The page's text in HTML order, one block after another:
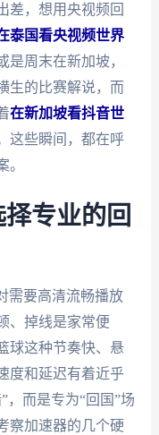
差，想用央视频回
泰国看央视频世界
是周末在新加坡，
生的比赛解说，而
在新加坡看抖音世
这些瞬间，都在呼
专业的回
需要高清流畅播放
、掉线是家常便
球这种节奏快、悬
度和延迟有着近乎
，而是专为“回国”场
察加速器的几个硬